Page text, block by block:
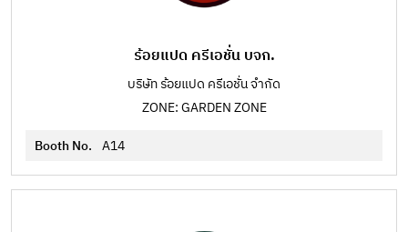
ร้อยแปด ครีเอชั่น บจก.
บริษัท ร้อยแปด ครีเอชั่น จำกัด
ZONE: GARDEN ZONE
Booth No. A14